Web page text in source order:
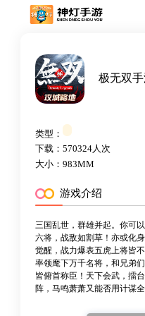
极无双
类型：
下载：570324人次
大小：983MM
游戏介绍
三国乱世，群雄并起。你可
六将，战敌如割草！亦或化
觉醒，战力爆表五虎上将皆
率领麾下万千名将，和兄弟
皆俯首称臣！天下会武，擂
阵，马鸣萧萧又能否用计谋